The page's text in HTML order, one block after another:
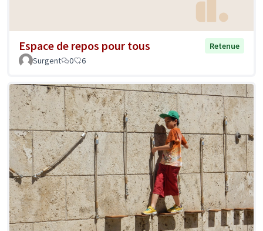
Espace de repos pour tous
Retenue
Surgent
0 6